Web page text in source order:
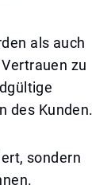
als auch
zu
des Kunden.
sondern